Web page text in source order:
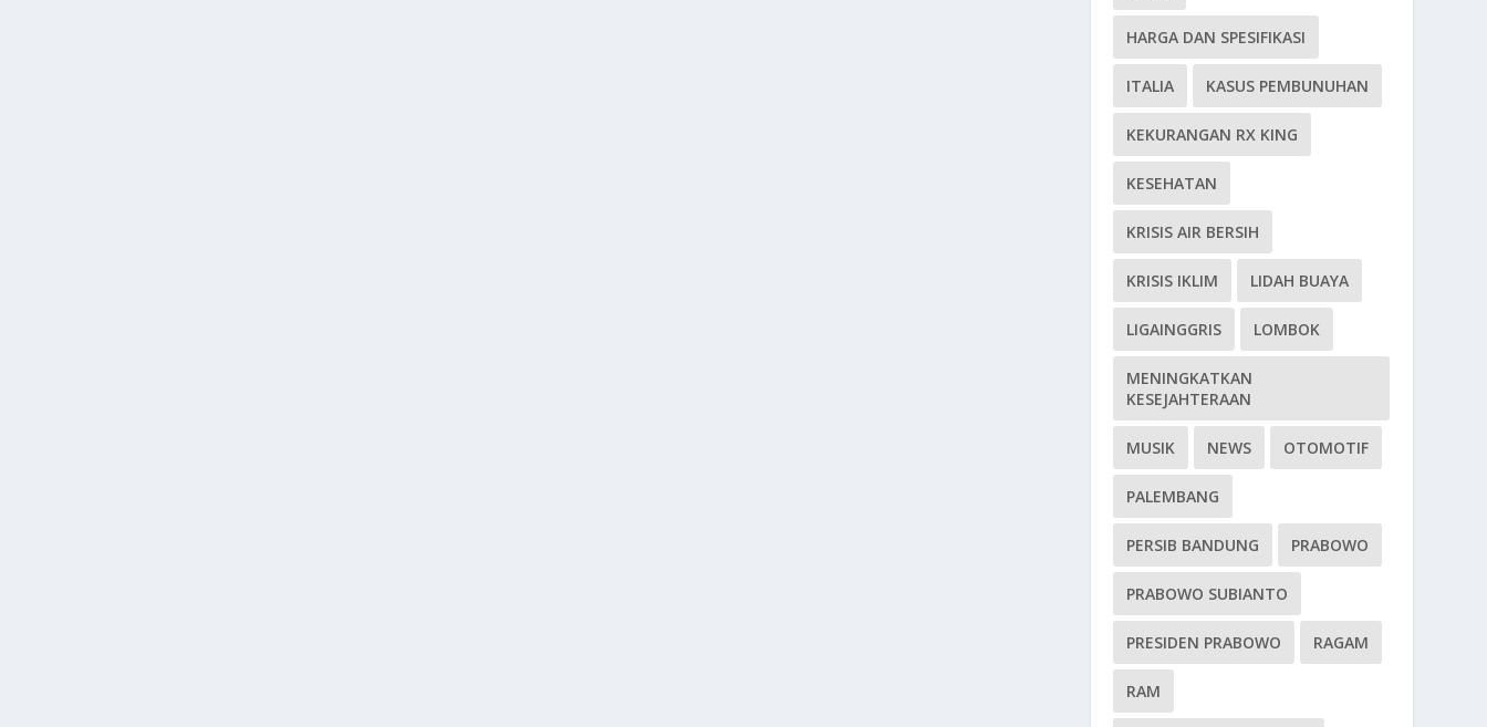
HARGA DAN SPESIFIKASI
ITALIA KASUS PEMBUNUHAN
KEKURANGAN RX KING
KESEHATAN
KRISIS AIR BERSIH
KRISIS IKLIM LIDAH BUAYA
LIGAINGGRIS LOMBOK
MENINGKATKAN
KESEJAHTERAAN
MUSIK NEWS OTOMOTIF
PALEMBANG
PERSIB BANDUNG PRABOWO
PRABOWO SUBIANTO
PRESIDEN PRABOWO RAGAM
RAM